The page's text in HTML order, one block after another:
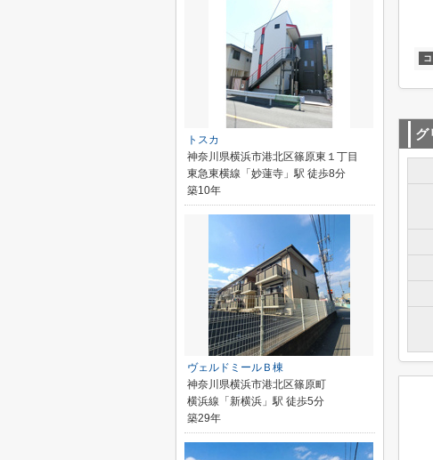
グ
トスカ
神奈川県横浜市港北区篠原東１丁目
東急東横線「妙蓮寺」駅 徒歩8分
築10年
ヴェルドミールＢ棟
神奈川県横浜市港北区篠原町
横浜線「新横浜」駅 徒歩5分
築29年